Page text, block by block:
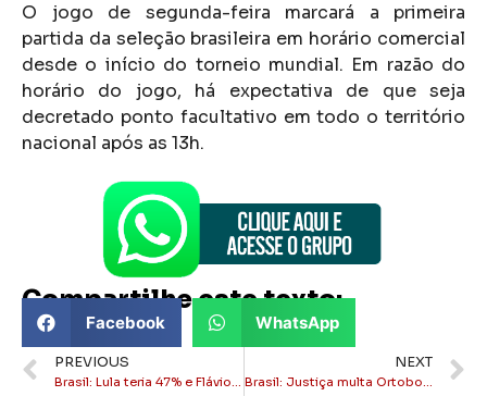
O jogo de segunda-feira marcará a primeira
partida da seleção brasileira em horário comercial
desde o início do torneio mundial. Em razão do
horário do jogo, há expectativa de que seja
decretado ponto facultativo em todo o território
nacional após as 13h.
Compartilhe este texto:
Facebook WhatsApp
PREVIOUS
Brasil: Lula teria 47% e Flávio 43% em um possível segundo turno, aponta Datafolha
NEXT
Brasil: Justiça multa Ortobom em R$ 300 mil por falta de mulheres em funções de chefia